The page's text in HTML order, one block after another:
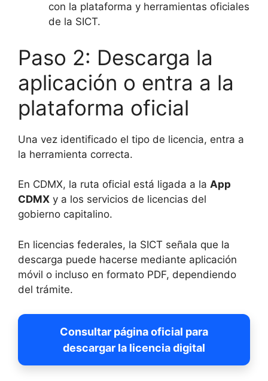
con la plataforma y herramientas oficiales
de la SICT.
Paso 2: Descarga la
aplicación o entra a la
plataforma oficial
Una vez identificado el tipo de licencia, entra a
la herramienta correcta.
En CDMX, la ruta oficial está ligada a la App
CDMX y a los servicios de licencias del
gobierno capitalino.
En licencias federales, la SICT señala que la
descarga puede hacerse mediante aplicación
móvil o incluso en formato PDF, dependiendo
del trámite.
Consultar página oficial para
descargar la licencia digital